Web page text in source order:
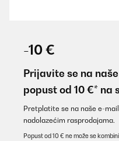
-10 €
Prijavite se na
popust od 10 €* na
Pretplatite se na naše e-
nadolazećim rasprodajama.
Popust od 10 € ne može se